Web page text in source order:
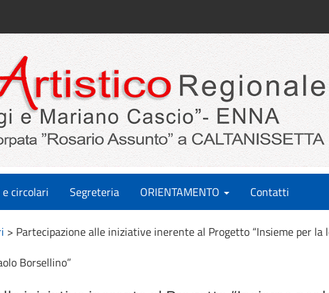
circolari Segreteria ORIENTAMENTO Contatti
> Partecipazione alle iniziative inerente al Progetto “Insieme per la
Borsellino”